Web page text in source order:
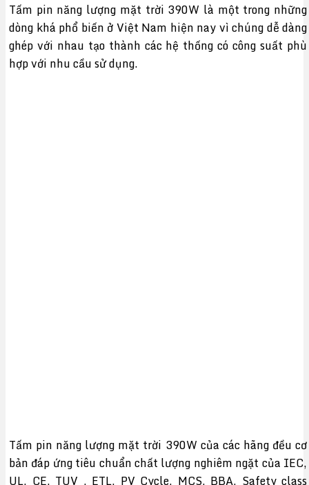
Tấm pin năng lượng mặt trời 390W là một trong những
dòng khá phổ biến ở Việt Nam hiện nay vì chúng dễ dàng
ghép với nhau tạo thành các hệ thống có công suất phù
hợp với nhu cầu sử dụng.
Tấm pin năng lượng mặt trời 390W của các hãng đều cơ
bản đáp ứng tiêu chuẩn chất lượng nghiêm ngặt của IEC,
UL, CE, TUV , ETL, PV Cycle, MCS, BBA, Safety class